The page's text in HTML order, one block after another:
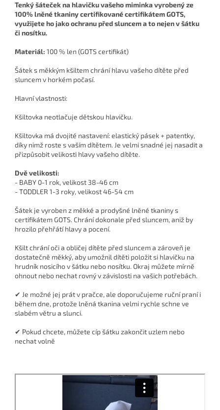
Tenký šáteček na hlavičku vašeho miminka vyrobený ze
100% lněné tkaniny certifikované certifikátem GOTS,
využijete ho jako ochranu před sluncem a to nejen v šátku
či nosítku.
Materiál: 100 % len (GOTS certifikát)
Šátek s měkkým kšiltem chrání hlavu vašeho dítěte před
sluncem v horkém počasí.
Hlavní vlastnosti:
Kšiltovka neotlačuje dětskou hlavičku.
Kšiltovka má dvojité nastavení: elastický pásek + patentky,
díky nimž roste s vaším dítětem. Je velmi snadné jej nasadit a
přizpůsobit velikosti hlavy vašeho dítěte.
Dvě velikosti:
- BABY 0-1 rok, velikost 38-46 cm
- TODDLER 1-3 roky, velikost 46-54 cm
Šátek je vyroben z měkké a prodyšné lněné tkaniny s
certifikátem GOTS. Chrání dokonale před sluncem, aniž by
hrozilo přehřátí hlavy a pocení.
Kšilt chrání oči a obličej dítěte před sluncem a zároveň je
dostatečně měkký, aby umožnil dítěti položit si hlavičku na
hrudník nosicího v šátku nebo nosítku. Okraj můžete mírně
ohnout nebo nechat rovný v závislosti na vašich potřebách.
✔ Je možné jej prát v pračce, ale doporučujeme ruční praní i
během dne, protože lněná tkanina velmi rychle schne ve
slabém větru a slunci.
✔ Pokud chcete, můžete cíp šátku zakončit uzlem nebo
nechat volně